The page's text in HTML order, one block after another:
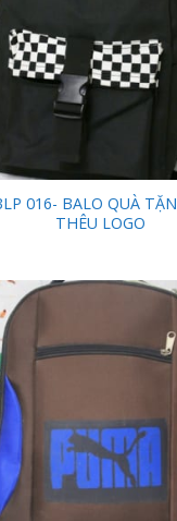
016- BALO QUÀ
THÊU LOGO